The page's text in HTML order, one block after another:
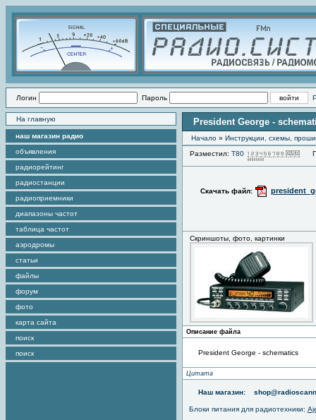
Логин Пароль
На главную
наш магазин радио
объявления
радиорейтинг
радиостанции
радиоприемники
диапазоны частот
таблица частот
аэродромы
статьи
файлы
форум
фото
карта сайта
поиск
поиск
President George -
Начало » Инструкции, схемы,
Разместил: Т80
Скачать файл:
Скриншоты, фото, картинки
Описание файла
President George - schematics
Цитата
Наш магазин:
Блоки питания для радиотехники: